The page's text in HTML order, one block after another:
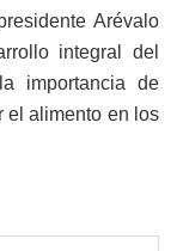
Arévalo
integral del
importancia de
el alimento en los